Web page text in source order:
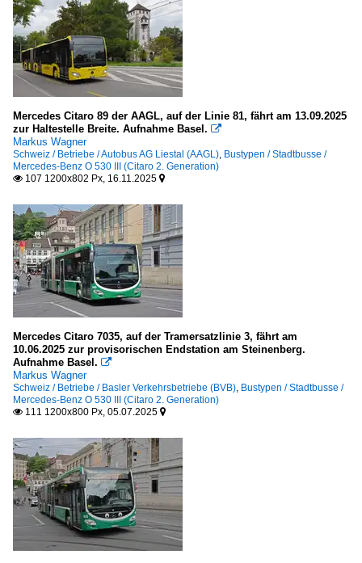
Mercedes Citaro 89 der AAGL, auf der Linie 81, fährt am 13.09.2025
zur Haltestelle Breite. Aufnahme Basel. 
Markus Wagner
Schweiz / Betriebe / Autobus AG Liestal (AAGL), Bustypen / Stadtbusse /
Mercedes-Benz O 530 III (Citaro 2. Generation)
 107 1200x802 Px, 16.11.2025 
Mercedes Citaro 7035, auf der Tramersatzlinie 3, fährt am
10.06.2025 zur provisorischen Endstation am Steinenberg.
Aufnahme Basel. 
Markus Wagner
Schweiz / Betriebe / Basler Verkehrsbetriebe (BVB), Bustypen / Stadtbusse /
Mercedes-Benz O 530 III (Citaro 2. Generation)
 111 1200x800 Px, 05.07.2025 